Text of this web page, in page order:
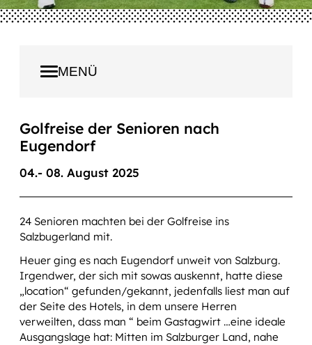
MENÜ
ÖGV LIGA BEWERBE
WÖSR LADIES
GOLDEN GIRLS & BOYS
EVENTS, AUSFLÜGE
Events
Golfreise der Senioren nach
Eugendorf
04.- 08. August 2025
24 Senioren machten bei der Golfreise ins
Salzbugerland mit.
Heuer ging es nach Eugendorf unweit von Salzburg.
Irgendwer, der sich mit sowas auskennt, hatte diese
„location“ gefunden/gekannt, jedenfalls liest man auf
der Seite des Hotels, in dem unsere Herren
verweilten, dass man “ beim Gastagwirt …eine ideale
Ausgangslage hat: Mitten im Salzburger Land, nahe